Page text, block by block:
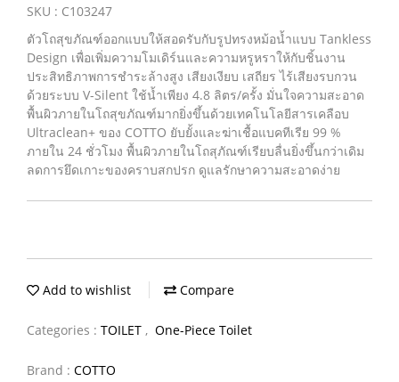
SKU : C103247
ตัวโถสุขภัณฑ์ออกแบบให้สอดรับกับรูปทรงหม้อน้ำแบบ Tankless
Design เพื่อเพิ่มความโมเดิร์นและความหรูหราให้กับชิ้นงาน
ประสิทธิภาพการชำระล้างสูง เสียงเงียบ เสถียร ไร้เสียงรบกวน
ด้วยระบบ V-Silent ใช้น้ำเพียง 4.8 ลิตร/ครั้ง มั่นใจความสะอาด
พื้นผิวภายในโถสุขภัณฑ์มากยิ่งขึ้นด้วยเทคโนโลยีสารเคลือบ
Ultraclean+ ของ COTTO ยับยั้งและฆ่าเชื้อแบคทีเรีย 99 %
ภายใน 24 ชั่วโมง พื้นผิวภายในโถสุภัณฑ์เรียบลื่นยิ่งขึ้นกว่าเดิม
ลดการยึดเกาะของคราบสกปรก ดูแลรักษาความสะอาดง่าย
Add to wishlist Compare
Categories : TOILET , One-Piece Toilet
Brand : COTTO